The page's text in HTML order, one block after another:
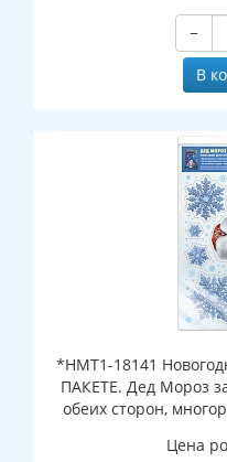
−
В
*НМТ1-18141
ПАКЕТЕ. Дед Мороз
обеих сторон,
упаковке, с
Цена